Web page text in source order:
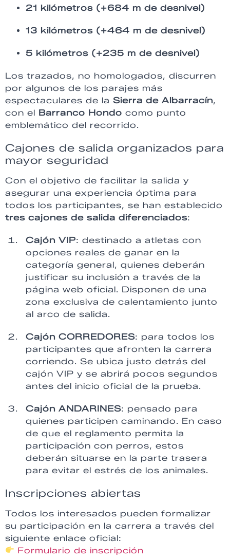
21 kilómetros (+684 m de desnivel)
13 kilómetros (+464 m de desnivel)
5 kilómetros (+235 m de desnivel)
Los trazados, no homologados, discurren
por algunos de los parajes más
espectaculares de la Sierra de Albarracín,
con el Barranco Hondo como punto
emblemático del recorrido.
Cajones de salida organizados para
mayor seguridad
Con el objetivo de facilitar la salida y
asegurar una experiencia óptima para
todos los participantes, se han establecido
tres cajones de salida diferenciados:
Cajón VIP: destinado a atletas con
opciones reales de ganar en la
categoría general, quienes deberán
justificar su inclusión a través de la
página web oficial. Disponen de una
zona exclusiva de calentamiento junto
al arco de salida.
Cajón CORREDORES: para todos los
participantes que afronten la carrera
corriendo. Se ubica justo detrás del
cajón VIP y se abrirá pocos segundos
antes del inicio oficial de la prueba.
Cajón ANDARINES: pensado para
quienes participen caminando. En caso
de que el reglamento permita la
participación con perros, estos
deberán situarse en la parte trasera
para evitar el estrés de los animales.
Inscripciones abiertas
Todos los interesados pueden formalizar
su participación en la carrera a través del
siguiente enlace oficial:
Formulario de inscripción